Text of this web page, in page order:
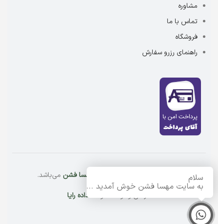
مشاوره
تماس با ما
فروشگاه
راهنمای رزرو سفارش
مهسا فشن می‌باشد.
طراحی و توسعه توسطداده رایا
سلام
به سایت مهسا فشن خوش آمدید ...